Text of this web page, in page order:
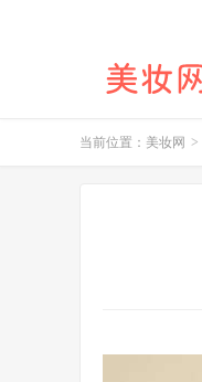
当前位置： 美妆网 >